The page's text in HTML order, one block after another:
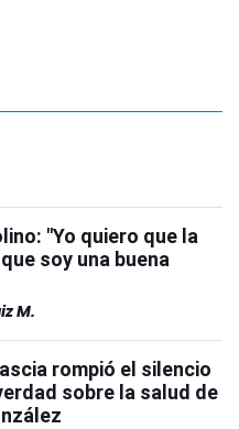
"Yo quiero que la
soy una buena
M.
rompió el silencio
sobre la salud de